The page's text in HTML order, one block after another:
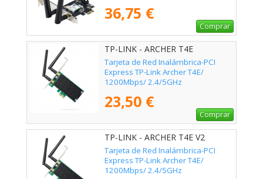
36,75 €
Comprar
TP-LINK - ARCHER T4E
Tarjeta de Red Inalámbrica-PCI
Express TP-Link Archer T4E/
1200Mbps/ 2.4/5GHz
23,50 €
Comprar
TP-LINK - ARCHER T4E V2
Tarjeta de Red Inalámbrica-PCI
Express TP-Link Archer T4E/
1200Mbps/ 2.4/5GHz